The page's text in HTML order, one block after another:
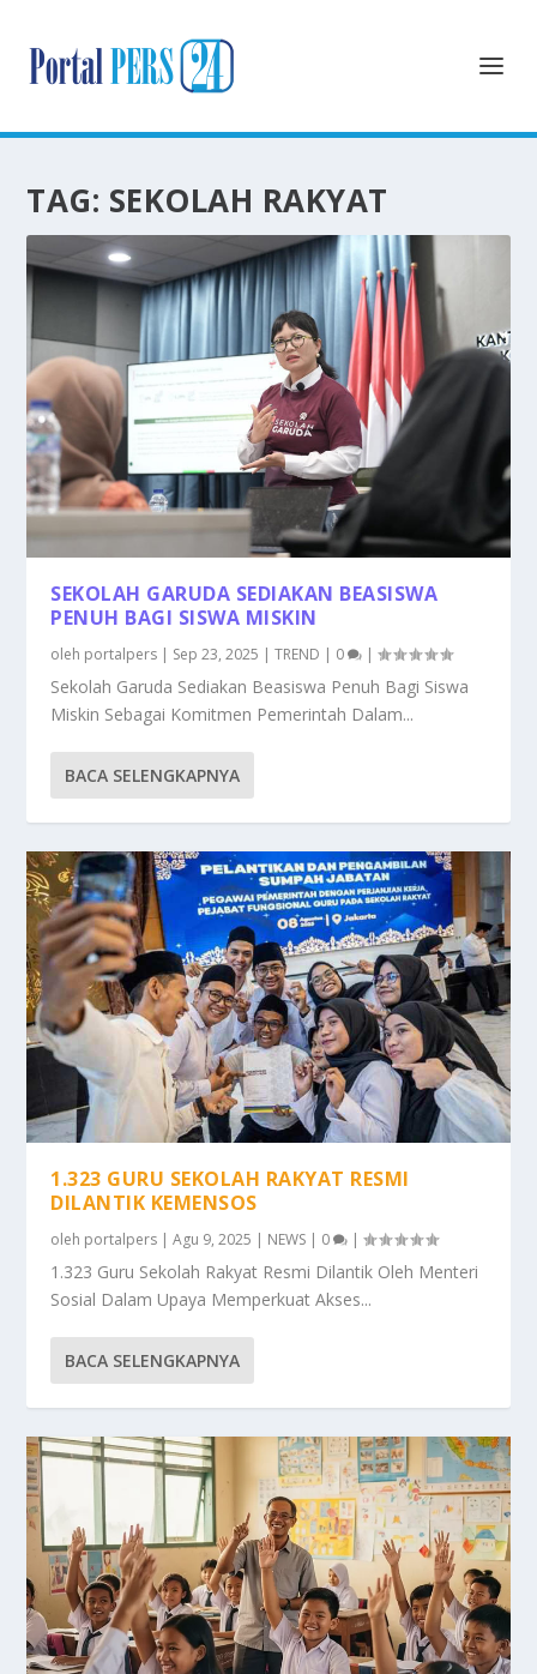
TAG: SEKOLAH RAKYAT
SEKOLAH GARUDA SEDIAKAN BEASISWA
PENUH BAGI SISWA MISKIN
oleh portalpers | Sep 23, 2025 |TREND | 0 |
Sekolah Garuda Sediakan Beasiswa Penuh Bagi Siswa
Miskin Sebagai Komitmen Pemerintah Dalam...
BACA SELENGKAPNYA
1.323 GURU SEKOLAH RAKYAT RESMI
DILANTIK KEMENSOS
oleh portalpers |Agu 9, 2025 | NEWS | 0 |
1.323 Guru Sekolah Rakyat Resmi Dilantik Oleh Menteri
Sosial Dalam Upaya Memperkuat Akses...
BACA SELENGKAPNYA